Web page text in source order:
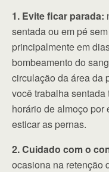
1. Evite ficar parada:
sentada ou em pé
principalmente em
bombeamento do
circulação da área da
você trabalha
horário de almoço por
esticar as pernas.
2. Cuidado com o
ocasiona na retenção